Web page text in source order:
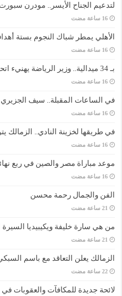
لتدعيم الجناح الأيسر.. مودرن
‏16 ساعة مضت
الأهلي يمطر شباك النجوم بستة
‏16 ساعة مضت
بـ 34 ميدالية.. وزير الرياضة يهنيء اتحاد الشطرنج بتصدر البطولة العربية
‏16 ساعة مضت
في الساعات المقبلة.. سيف الجزيري
‏16 ساعة مضت
في طريقها لخزينة النادي..
‏16 ساعة مضت
موعد مباراة مصر والصين في ربع
‏16 ساعة مضت
الفن والجمال رحمة محسن
من هي سارة خليفة ويكيبيديا السيرة
الزمالك يعلن التعاقد مع باسم
‏22 ساعة مضت
لائحة جديدة للمكافآت والعقوبات